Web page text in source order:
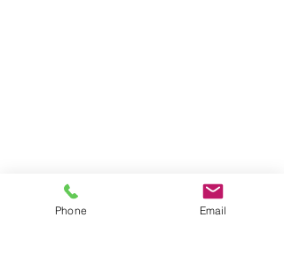
Phone Email